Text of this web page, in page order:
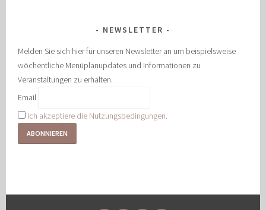
NEWSLETTER
Melden Sie sich hier für unseren Newsletter an um beispielsweise
wöchentliche Menüplanupdates und Informationen zu
Veranstaltungen zu erhalten.
Email
Ich akzeptiere die Nutzungsbedingungen.